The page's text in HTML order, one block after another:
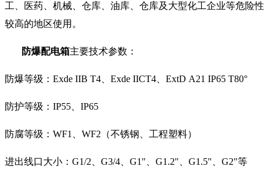
工、医药、机械、仓库、油库、仓库及大型化工企业等危险性
较高的地区使用。
防爆配电箱主要技术参数：
防爆等级：Exde IIB T4、Exde IICT4、ExtD A21 IP65 T80°
防护等级：IP55、IP65
防腐等级：WF1、WF2（不锈钢、工程塑料）
进出线口大小：G1/2、G3/4、G1"、G1.2"、G1.5"、G2"等